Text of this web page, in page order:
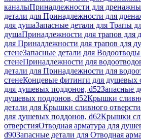
каналыПринадлежности для
детали для Принадлежности для
для душаЗапасные детали для Трапы
душаПринадлежности для трапов для
для Принадлежности для трапов для
стенеЗапасные детали для Водоотводы
стенеПринадлежности для
детали для Принадлежности для
стенеКонцевые фитинги для душевых
для душевых поддонов, d52Запасные
душевых поддонов, d52Крышки
детали для Крышки сливного
для душевых поддонов, d62Крышки
отверстияОтводная арматура для
d90Запасные детали для Отводная